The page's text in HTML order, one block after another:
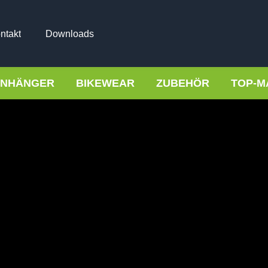
Downloads
BIKEWEAR ZUBEHÖR TOP-